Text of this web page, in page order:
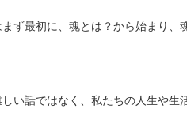
ず最初に、魂とは？から始まり
い話ではなく、私たちの人生や